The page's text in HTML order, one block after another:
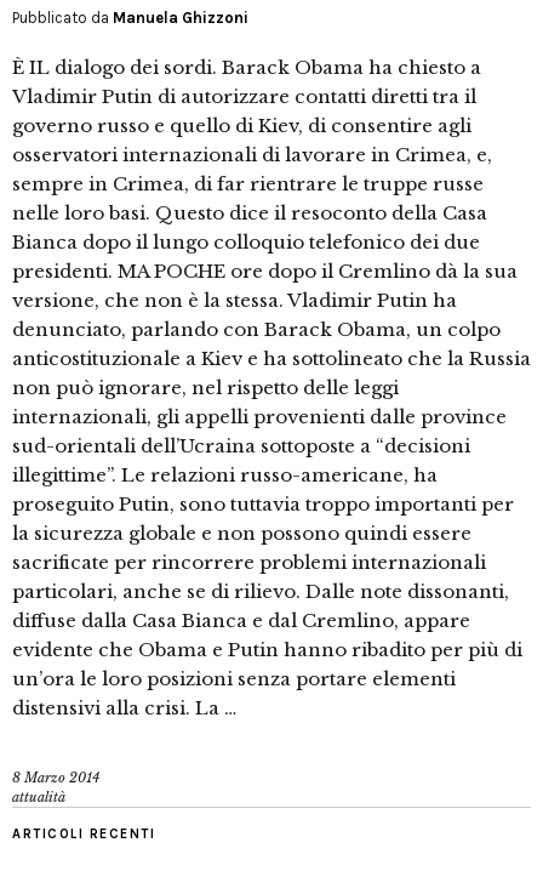
Pubblicato da Manuela Ghizzoni
È IL dialogo dei sordi. Barack Obama ha chiesto a
Vladimir Putin di autorizzare contatti diretti tra il
governo russo e quello di Kiev, di consentire agli
osservatori internazionali di lavorare in Crimea, e,
sempre in Crimea, di far rientrare le truppe russe
nelle loro basi. Questo dice il resoconto della Casa
Bianca dopo il lungo colloquio telefonico dei due
presidenti. MA POCHE ore dopo il Cremlino dà la sua
versione, che non è la stessa. Vladimir Putin ha
denunciato, parlando con Barack Obama, un colpo
anticostituzionale a Kiev e ha sottolineato che la Russia
non può ignorare, nel rispetto delle leggi
internazionali, gli appelli provenienti dalle province
sud-orientali dell’Ucraina sottoposte a “decisioni
illegittime”. Le relazioni russo-americane, ha
proseguito Putin, sono tuttavia troppo importanti per
la sicurezza globale e non possono quindi essere
sacrificate per rincorrere problemi internazionali
particolari, anche se di rilievo. Dalle note dissonanti,
diffuse dalla Casa Bianca e dal Cremlino, appare
evidente che Obama e Putin hanno ribadito per più di
un’ora le loro posizioni senza portare elementi
distensivi alla crisi. La …
8 Marzo 2014
attualità
ARTICOLI RECENTI